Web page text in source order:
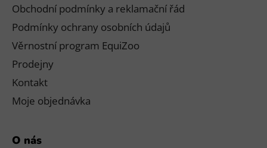
Obchodní podmínky a reklamační řád
Podmínky ochrany osobních údajů
Věrnostní program EquiZoo
Prodejny
Kontakt
Moje objednávka
O nás